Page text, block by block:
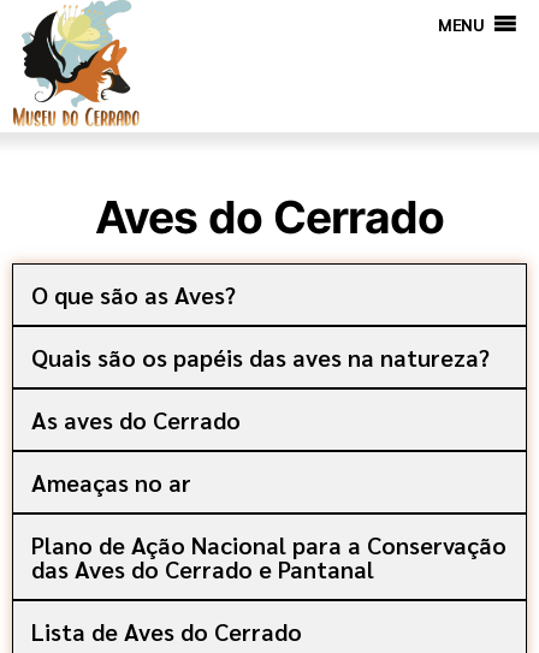
MENU
Aves do Cerrado
O que são as Aves?
Quais são os papéis das aves na natureza?
As aves do Cerrado
Ameaças no ar
Plano de Ação Nacional para a Conservação
das Aves do Cerrado e Pantanal
Lista de Aves do Cerrado